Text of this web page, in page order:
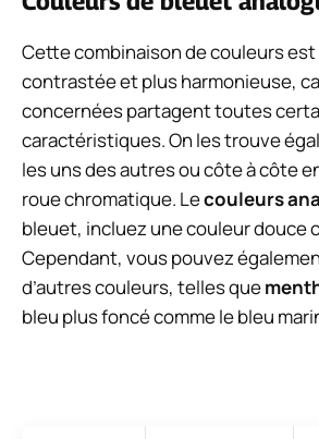
Cette combinaison de couleurs
contrastée et plus harmonieuse,
concernées partagent toutes
caractéristiques. On les trouve
les uns des autres ou côte à côte
roue chromatique. Lecouleurs
bleuet, incluez une couleur douce
Cependant, vous pouvez
d’autres couleurs, telles que
bleu plus foncé comme le bleu